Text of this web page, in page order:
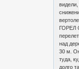
ГОРЕЛ
над
30 м.
туда,
долго